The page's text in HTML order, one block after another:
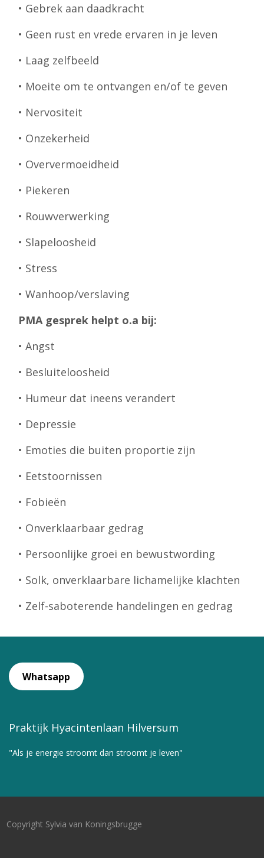
• Gebrek aan daadkracht
• Geen rust en vrede ervaren in je leven
• Laag zelfbeeld
• Moeite om te ontvangen en/of te geven
• Nervositeit
• Onzekerheid
• Oververmoeidheid
• Piekeren
• Rouwverwerking
• Slapeloosheid
• Stress
• Wanhoop/verslaving
PMA gesprek helpt o.a bij:
• Angst
• Besluiteloosheid
• Humeur dat ineens verandert
• Depressie
• Emoties die buiten proportie zijn
• Eetstoornissen
• Fobieën
• Onverklaarbaar gedrag
• Persoonlijke groei en bewustwording
• Solk, onverklaarbare lichamelijke klachten
• Zelf-saboterende handelingen en gedrag
Whatsapp
Praktijk Hyacintenlaan Hilversum
"Als je energie stroomt dan stroomt je leven"
Copyright Sylvia van Koningsbrugge